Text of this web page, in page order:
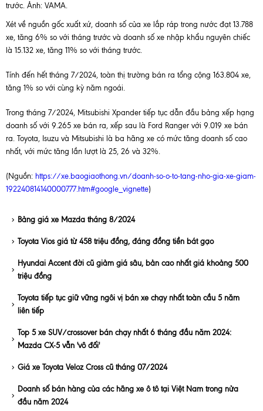
trước. Ảnh: VAMA.
Xét về nguồn gốc xuất xứ, doanh số của xe lắp ráp trong nước đạt 13.788
xe, tăng 6% so với tháng trước và doanh số xe nhập khẩu nguyên chiếc
là 15.132 xe, tăng 11% so với tháng trước.
Tính đến hết tháng 7/2024, toàn thị trường bán ra tổng cộng 163.804 xe,
tăng 1% so với cùng kỳ năm ngoái.
Trong tháng 7/2024, Mitsubishi Xpander tiếp tục dẫn đầu bảng xếp hạng
doanh số với 9.265 xe bán ra, xếp sau là Ford Ranger với 9.019 xe bán
ra. Toyota, Isuzu và Mitsubishi là ba hãng xe có mức tăng doanh số cao
nhất, với mức tăng lần lượt là 25, 26 và 32%.
(Nguồn: https://xe.baogiaothong.vn/doanh-so-o-to-tang-nho-gia-xe-giam-
192240814140000777.htm#google_vignette)
Bảng giá xe Mazda tháng 8/2024
Toyota Vios giá từ 458 triệu đồng, đáng đồng tiền bát gạo
Hyundai Accent đời cũ giảm giá sâu, bản cao nhất giá khoảng 500
triệu đồng
Toyota tiếp tục giữ vững ngôi vị bán xe chạy nhất toàn cầu 5 năm
liên tiếp
Top 5 xe SUV/crossover bán chạy nhất 6 tháng đầu năm 2024:
Mazda CX-5 vẫn 'vô đối'
Giá xe Toyota Veloz Cross cũ tháng 07/2024
Doanh số bán hàng của các hãng xe ô tô tại Việt Nam trong nửa
đầu năm 2024